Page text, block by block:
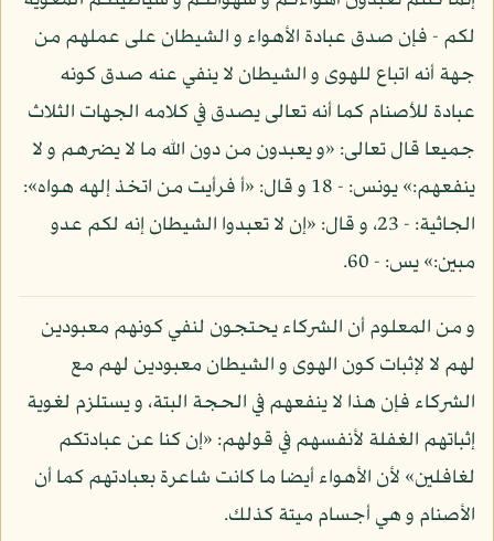
لكم - فإن صدق عبادة الأهواء و الشيطان على عملهم من
جهة أنه اتباع للهوى و الشيطان لا ينفي عنه صدق كونه
عبادة للأصنام كما أنه تعالى يصدق في كلامه الجهات الثلاث
جميعا قال تعالى: «و يعبدون من دون الله ما لا يضرهم و لا
ينفعهم:» يونس: - 18 و قال: «أ فرأيت من اتخذ إلهه هواه»:
الجاثية: - 23، و قال: «إن لا تعبدوا الشيطان إنه لكم عدو
مبين:» يس: - 60.
و من المعلوم أن الشركاء يحتجون لنفي كونهم معبودين
لهم لا لإثبات كون الهوى و الشيطان معبودين لهم مع
الشركاء فإن هذا لا ينفعهم في الحجة البتة، و يستلزم لغوية
إثباتهم الغفلة لأنفسهم في قولهم: «إن كنا عن عبادتكم
لغافلين» لأن الأهواء أيضا ما كانت شاعرة بعبادتهم كما أن
الأصنام و هي أجسام ميتة كذلك.